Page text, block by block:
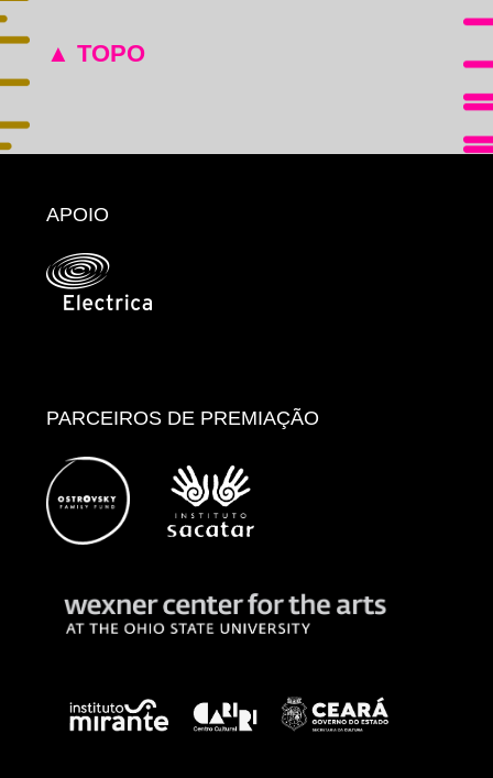
▲ TOPO
APOIO
PARCEIROS DE PREMIAÇÃO